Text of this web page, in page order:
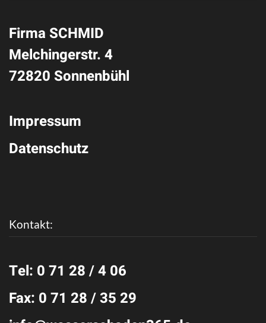
Firma SCHMID
Melchingerstr. 4
72820 Sonnenbühl
Impressum
Datenschutz
Kontakt:
Tel: 0 71 28 / 4 06
Fax: 0 71 28 / 35 29